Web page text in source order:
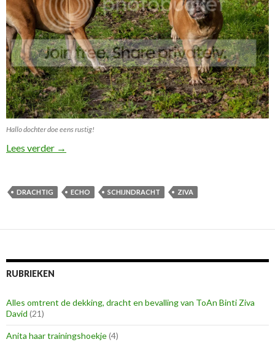
Hallo dochter doe eens rustig!
Lees verder Zwangerschap Echo Ziva!
→
DRACHTIG ECHO SCHIJNDRACHT ZIVA
RUBRIEKEN
Alles omtrent de dekking, dracht en bevalling van ToAn Binti Ziva
David (21)
Anita haar trainingshoekje(4)